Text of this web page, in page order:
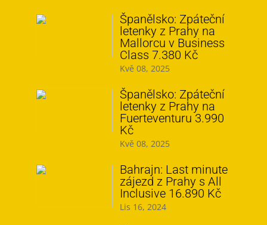
Španělsko: Zpáteční
letenky z Prahy na
Mallorcu v Business
Class 7.380 Kč
Kvě 08, 2025
Španělsko: Zpáteční
letenky z Prahy na
Fuerteventuru 3.990
Kč
Kvě 08, 2025
Bahrajn: Last minute
zájezd z Prahy s All
Inclusive 16.890 Kč
Lis 16, 2024